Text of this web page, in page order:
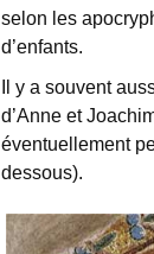
selon les
d’enfants.
Il y a souvent
d’Anne et
éventuellement
dessous).